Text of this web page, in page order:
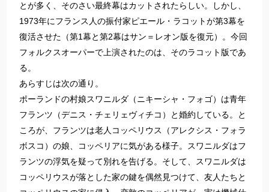
とが多く、そのさい最終幕はカットされたらしい。しかし、
1973年にフランス人の振付家ピエール・ラコットが第3幕を
復活させた（第1幕と第2幕はサン＝レオン版を復元）。今回
フォルクスオーパーで上演されたのは、そのラコット版であ
る。
あらすじは次の通り。
ポーランドの村娘スワニルダ（ニキーシャ・フォゴ）は青年
フランツ（デニス・チェリェヴィチコ）と婚約している。と
ころが、フランツは老人コッペリウス（アレクシス・フォラ
ボスコ）の娘、コッペリアに気がある様子。スワニルダはフ
ランツの浮気を疑って別れを告げる。そして、スワニルダは
コッペリウスが落とした家の鍵を偶然見つけて、友人たちと